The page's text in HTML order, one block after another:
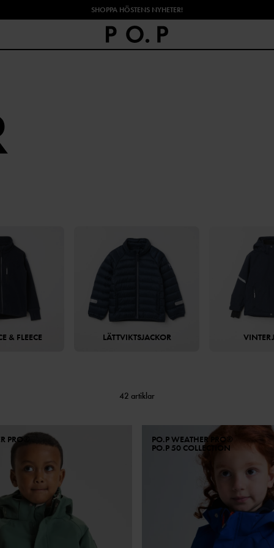
SHOPPA HÖSTENS NYHETER!
& FLEECE LÄTTVIKTSJACKOR
42 artiklar
PRO® PO.P WEATHER PRO®
PO.P 50 COLLECTION